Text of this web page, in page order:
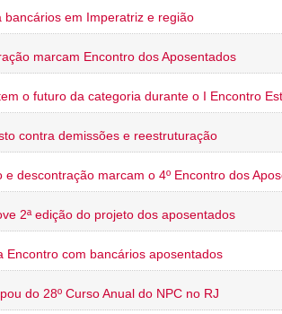
bancários em Imperatriz e região
marcam Encontro dos Aposentados
o futuro da categoria durante o I Encontro
contra demissões e reestruturação
e descontração marcam o 4º Encontro dos
2ª edição do projeto dos aposentados
Encontro com bancários aposentados
do 28º Curso Anual do NPC no RJ